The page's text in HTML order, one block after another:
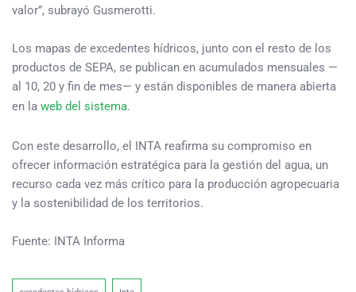
valor”, subrayó Gusmerotti.
Los mapas de excedentes hídricos, junto con el resto de los
productos de SEPA, se publican en acumulados mensuales —
al 10, 20 y fin de mes— y están disponibles de manera abierta
en la web del sistema.
Con este desarrollo, el INTA reafirma su compromiso en
ofrecer información estratégica para la gestión del agua, un
recurso cada vez más crítico para la producción agropecuaria
y la sostenibilidad de los territorios.
Fuente: INTA Informa